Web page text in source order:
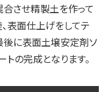
合させ精製土を作って
表面仕上げをしてテ
後に表面土壌安定剤ソ
の完成となります。